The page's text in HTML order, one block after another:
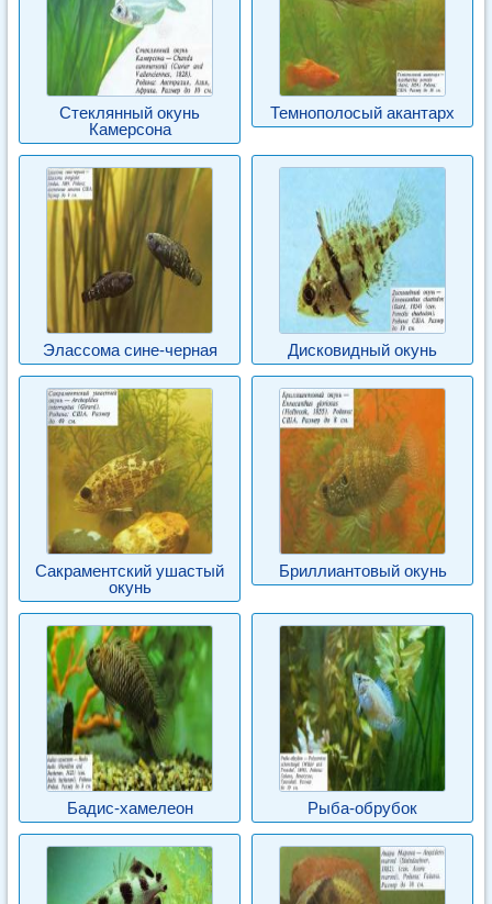
Стеклянный окунь
Камерсона
Темнополосый акантарх
Элассома сине-черная Дисковидный окунь
Сакраментский ушастый
окунь
Бриллиантовый окунь
Бадис-хамелеон Рыба-обрубок